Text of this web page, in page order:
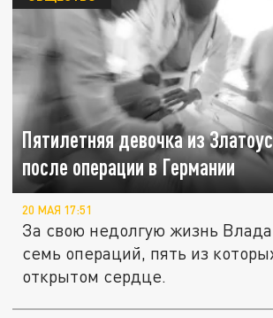
Пятилетняя девочка из
после операции в Германии
20 МАЯ 17:51
За свою недолгую жизнь
семь операций, пять из
открытом сердце.